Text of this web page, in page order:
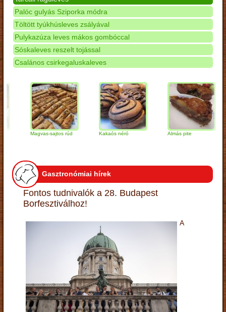
Palóc gulyás Sziporka módra
Töltött tyúkhúsleves zsályával
Pulykazúza leves mákos gombóccal
Sóskaleves reszelt tojással
Csalános csirkegaluskaleves
Magvas-sajtos rúd Kakaós néró Almás pite
Gasztronómiai hírek
Fontos tudnivalók a 28. Budapest
Borfesztiválhoz!
A